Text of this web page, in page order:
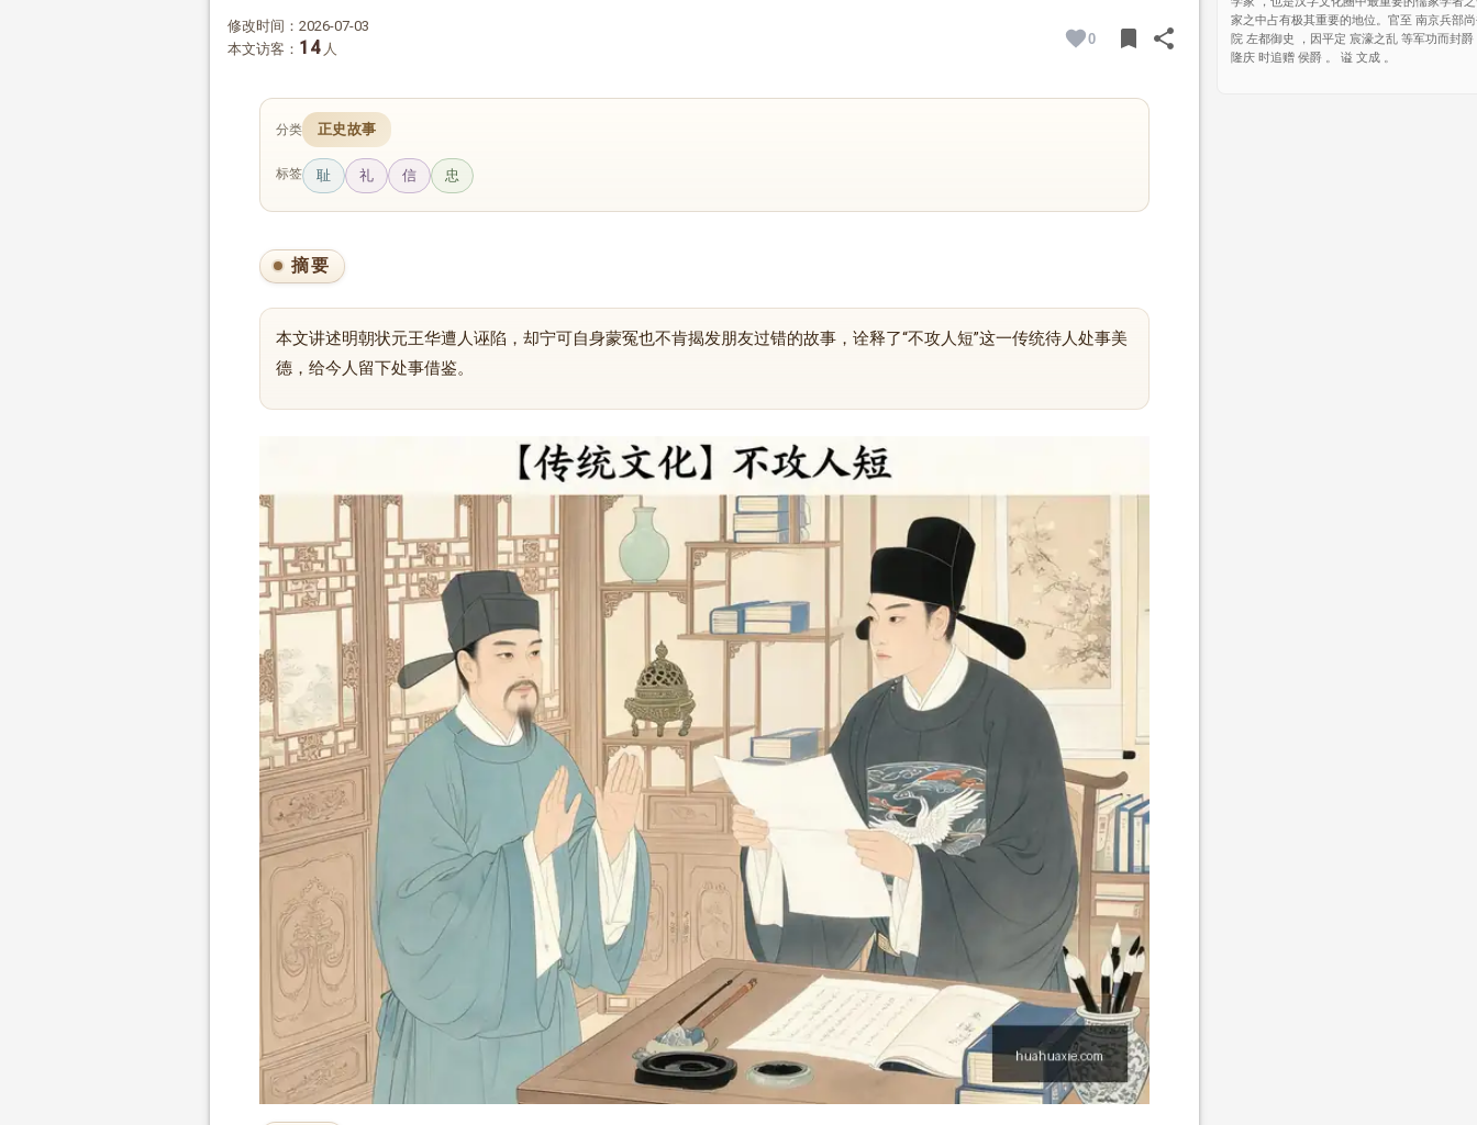
修改时间：2026-07-03
本文访客： 14人
0 bookmarkBOOKMARK
shareSHARE
分类 正史故事
标签 耻 礼 信 忠
摘要
本文讲述明朝状元王华遭人诬陷，却宁可自身蒙冤也不肯揭发朋友过错的故事，诠释了“不攻人短”这一传统待人处事美
德，给今人留下处事借鉴。
家之中占有极其重要的地位。官至 南京兵部
院 左都御史 ，因平定 宸濠之乱 等军功而封爵
隆庆 时追赠 侯爵 。 谥 文成 。